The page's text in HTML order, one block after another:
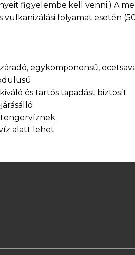
figyelembe kell venni.) A
vulkanizálási folyamat esetén
egykomponensű,
és tartós tapadást biztosít
tengervíznek
alatt lehet